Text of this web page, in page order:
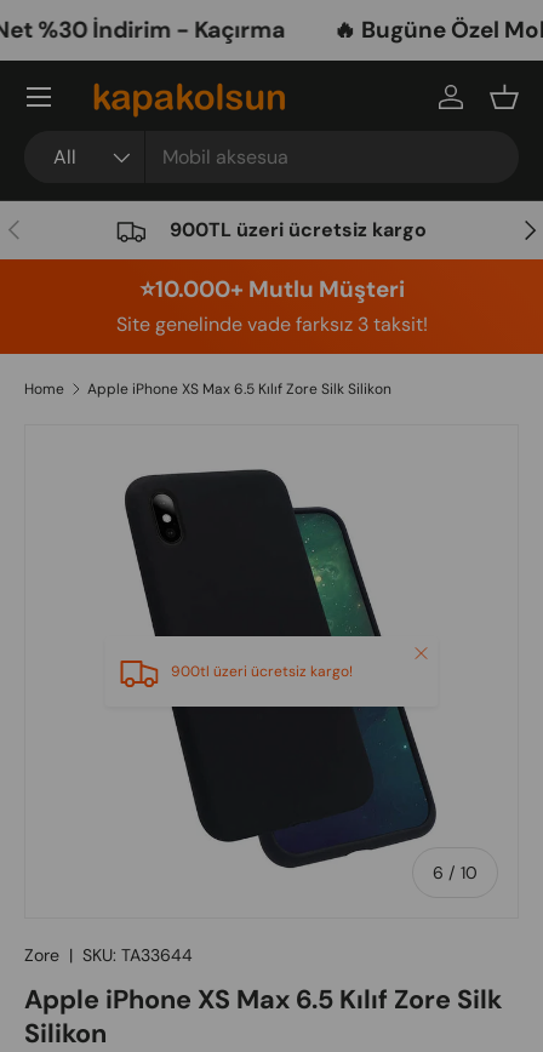
Skip to content
İndirim - Kaçırma 🔥 Bugüne Özel
All
Log in
Menu
Previous 900TL üzeri ücretsiz kargo
⭐️10.000+ Mutlu Müşteri
Site genelinde vade farksız 3 taksit!
Home Apple iPhone XS Max 6.5 Kılıf Zore Silk Silikon
Skip to product information
6 / of
10
900tl üzeri ücretsiz kargo!
Close
Zore | SKU: TA33644
Apple iPhone XS Max 6.5 Kılıf Zore Silk
Silikon